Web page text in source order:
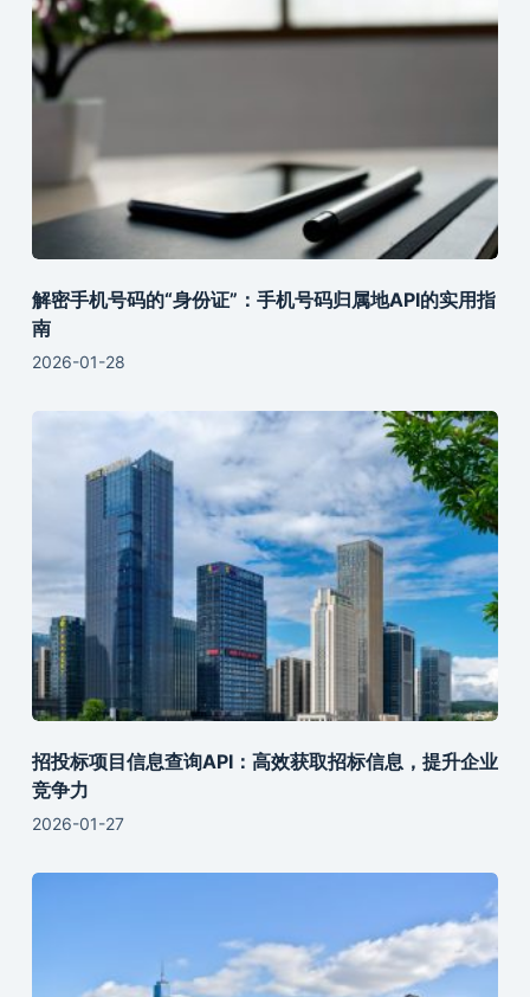
解密手机号码的“身份证”：手机号码归属地API的实用指
南
2026-01-28
招投标项目信息查询API：高效获取招标信息，提升企业
竞争力
2026-01-27